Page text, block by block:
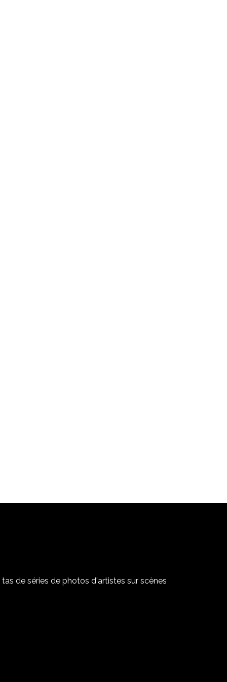
de séries de photos d'artistes sur scènes